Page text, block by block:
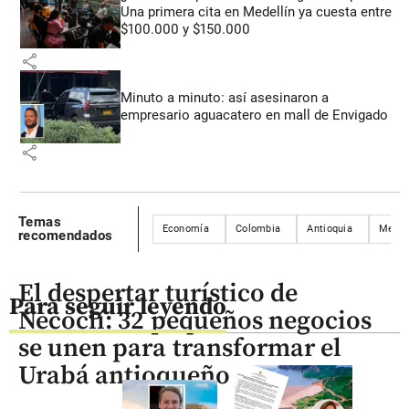
Una primera cita en Medellín ya cuesta entre
$100.000 y $150.000
share
Minuto a minuto: así asesinaron a
empresario aguacatero en mall de Envigado
share
Temas
recomendados
Economía Colombia Antioquia
Para seguir leyendo
El despertar turístico de
Necoclí: 32 pequeños negocios
se unen para transformar el
Urabá antioqueño